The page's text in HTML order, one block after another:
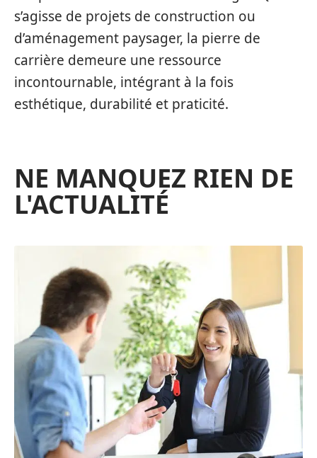
s’agisse de projets de construction ou
d’aménagement paysager, la pierre de
carrière demeure une ressource
incontournable, intégrant à la fois
esthétique, durabilité et praticité.
NE MANQUEZ RIEN DE
L'ACTUALITÉ